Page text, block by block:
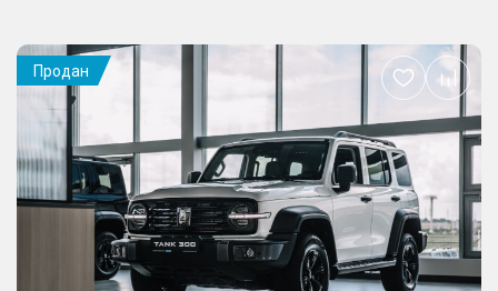
Продан
Добавить
в
избранное